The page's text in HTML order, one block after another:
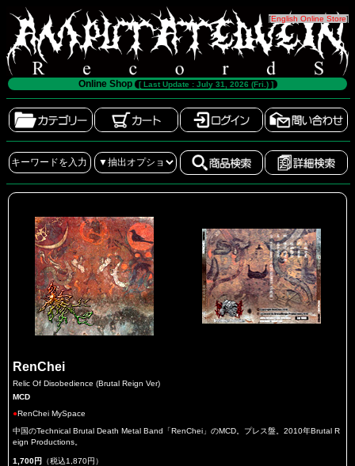
[English Online Store]
Online Shop [ Last Update : July 31, 2026 (Fri.) ]
RenChei
Relic Of Disobedience (Brutal Reign Ver)
MCD
●RenChei MySpace
中国のTechnical Brutal Death Metal Band「RenChei」のMCD。プレス盤。2010年Brutal R
eign Productions。
1,700円 （税込1,870円）